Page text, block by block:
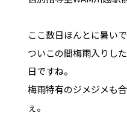
ここ数日ほんとに暑い
ついこの間梅雨入りし
日ですね。
梅雨特有のジメジメも
ぇ。